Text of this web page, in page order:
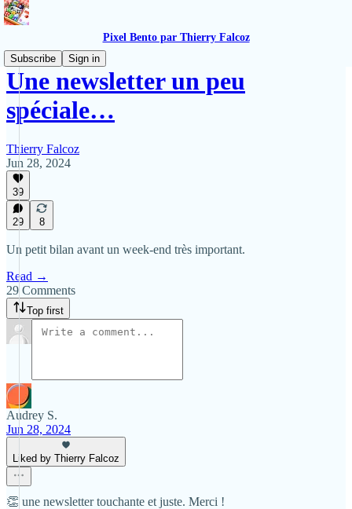
Pixel Bento par Thierry Falcoz
Subscribe
Sign in
Une newsletter un peu
spéciale…
Thierry Falcoz
Jun 28, 2024
39
29 8
Un petit bilan avant un week-end très important.
Read →
29 Comments
Top first
Audrey S.
Jun 28, 2024
Liked by Thierry Falcoz
👏 une newsletter touchante et juste. Merci !